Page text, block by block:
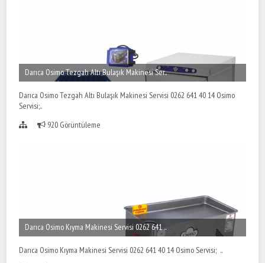
Darıca Osimo Tezgah Altı Bulaşık Makinesi Ser..
Darıca Osimo Tezgah Altı Bulaşık Makinesi Servisi 0262 641 40 14 Osimo
Servisi;..
920 Görüntüleme
Darıca Osimo Kıyma Makinesi Servisi 0262 641 ..
Darıca Osimo Kıyma Makinesi Servisi 0262 641 40 14 Osimo Servisi; ..